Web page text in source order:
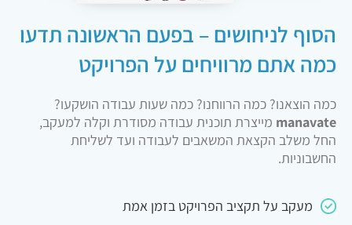
הסוף לניחושים – בפעם הראשונה תדעו
כמה אתם מרוויחים על הפרויקט
כמה הוצאנו? כמה הרווחנו? כמה שעות עבודה הושקעו?
manavate מייצרת תוכנית עבודה מסודרת וקלה למעקב,
החל משלב הקצאת המשאבים לעבודה ועד לשליחת
החשבוניות.
מעקב על תקציב הפרויקט בזמן אמת